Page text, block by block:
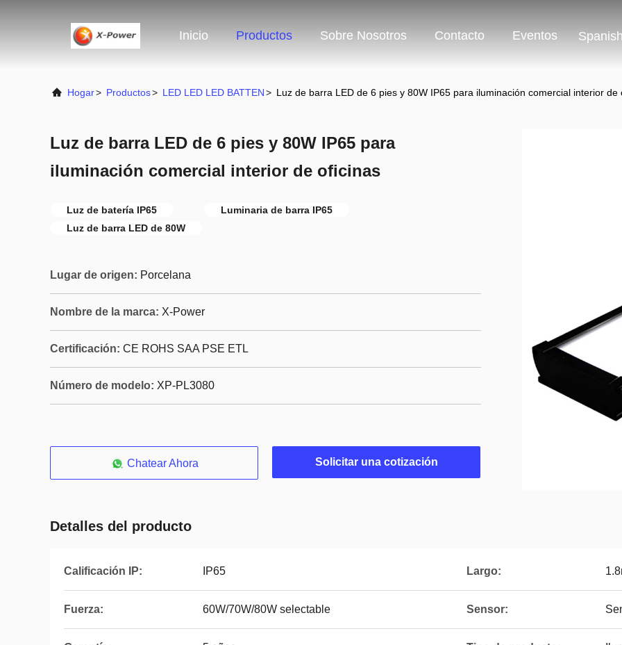
Inicio Productos Sobre Nosotros Contacto Eventos
Hogar> Productos> LED LED LED BATTEN> Luz de barra LED de 6 pies y 80W IP65 para iluminación comercial interior de
Luz de barra LED de 6 pies y 80W IP65 para
iluminación comercial interior de oficinas
Luz de batería IP65
Luminaria de barra IP65
Luz de barra LED de 80W
Lugar de origen: Porcelana
Nombre de la marca: X-Power
Certificación: CE ROHS SAA PSE ETL
Número de modelo: XP-PL3080
Chatear Ahora Solicitar una cotización
Detalles del producto
Calificación IP: IP65 Largo:
Fuerza: 60W/70W/80W selectable Sensor: